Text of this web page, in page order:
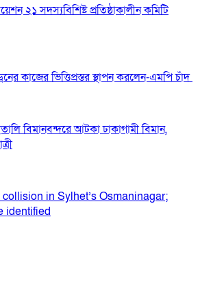
২১ সদস্যবিশিষ্ট প্রতিষ্ঠাকালীন কমিটি
কাজের ভিত্তিপ্রস্তর স্থাপন করলেন-এমপি চাঁদ
বিমানবন্দরে আটকা ঢাকাগামী বিমান,
in Sylhet’s Osmaninagar;
identified